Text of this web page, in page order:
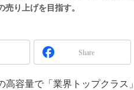
エレクトロニクス入
数字」で回してみよう
で起こったこと、次の10年
と
で探るアジアの新トレンド
売り上げを目指す。
Share
高容量で「業界トップクラス